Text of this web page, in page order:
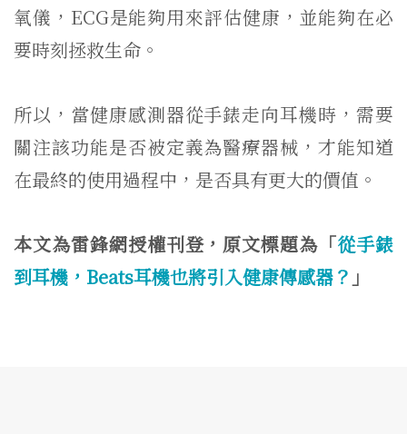
氧儀，ECG是能夠用來評估健康，並能夠在必
要時刻拯救生命。
所以，當健康感測器從手錶走向耳機時，需要
關注該功能是否被定義為醫療器械，才能知道
在最終的使用過程中，是否具有更大的價值。
本文為雷鋒網授權刊登，原文標題為「從手錶
到耳機，Beats耳機也將引入健康傳感器？ 」